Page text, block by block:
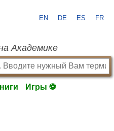
EN DE ES FR
Академике
Игры ⚽